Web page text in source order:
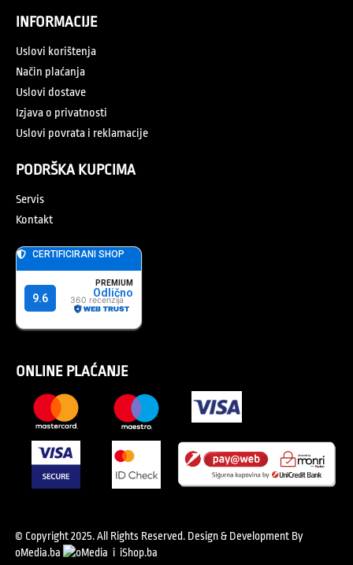
INFORMACIJE
Uslovi korištenja
Način plaćanja
Uslovi dostave
Izjava o privatnosti
Uslovi povrata i reklamacije
PODRŠKA KUPCIMA
Servis
Kontakt
ONLINE PLAĆANJE
© Copyright 2025. All Rights Reserved. Design & Development By
oMedia.ba
i iShop.ba